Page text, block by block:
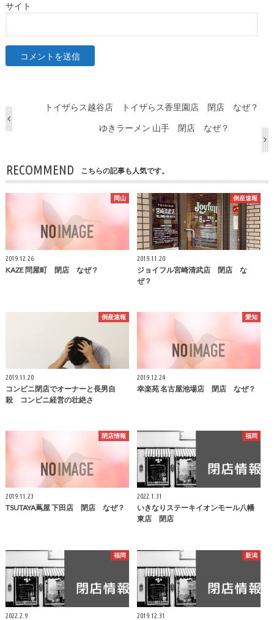
サイト
トイザらス越谷店 トイザらス香里園店 閉店 なぜ？
ゆきラーメン 山手 閉店 なぜ？
RECOMMEND こちらの記事も人気です。
岡山
2019.12.26
KAZE 問屋町 閉店 なぜ？
倒産速報
2019.11.20
ジョイフル宮崎清武店 閉店 な
ぜ？
倒産速報
2019.11.20
コンビニ閉店でオーナーと長男自
殺 コンビニ経営の壮絶さ
愛知
2019.12.24
幸楽苑 名古屋池場店 閉店 なぜ？
閉店情報
2019.11.23
TSUTAYA蔦屋 下田店 閉店 なぜ？
福岡
2022.1.31
いきなりステーキイオンモール八幡
東店 閉店
福岡
2022.2.9
新潟
2019.12.31